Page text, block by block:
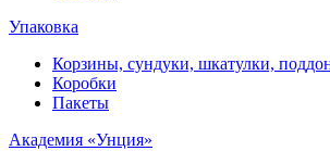
Упаковка
Корзины, сундуки, шкатулки,
Коробки
Пакеты
Академия «Унция»